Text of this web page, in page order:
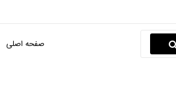
صفحه اصلی